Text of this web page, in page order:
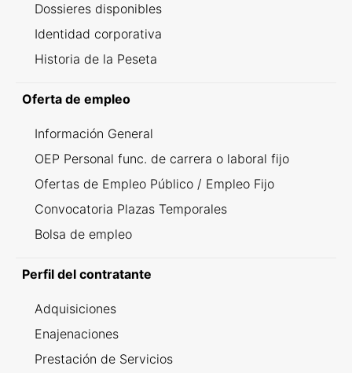
Dossieres disponibles
Identidad corporativa
Historia de la Peseta
Oferta de empleo
Información General
OEP Personal func. de carrera o laboral fijo
Ofertas de Empleo Público / Empleo Fijo
Convocatoria Plazas Temporales
Bolsa de empleo
Perfil del contratante
Adquisiciones
Enajenaciones
Prestación de Servicios